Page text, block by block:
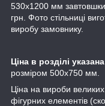
530х1200 мм
грн. Фото стільниці
виробу замовнику.
Ціна в розділі указана
розміром 500х750 мм.
Ціна на вироби великих
фігурних елементів